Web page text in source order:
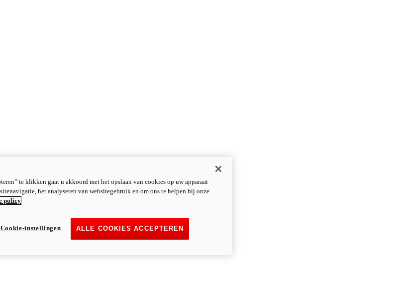
te klikken gaat u akkoord met het opslaan van cookies op uw apparaat
het analyseren van websitegebruik en om ons te helpen bij onze
policy
ALLE COOKIES ACCEPTEREN
Cookie-instellingen